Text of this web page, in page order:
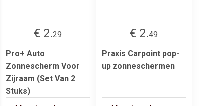
€ 2.29
Pro+ Auto
Zonnescherm Voor
Zijraam (Set Van 2
Stuks)
€ 2.49
Praxis Carpoint pop-
up zonneschermen